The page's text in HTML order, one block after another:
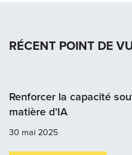
RÉCENT POINT DE
Renforcer la capacité
matière d’IA
30 mai 2025